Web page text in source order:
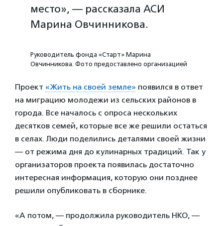
место», — рассказала АСИ
Марина Овчинникова.
Руководитель фонда «Старт» Марина
Овчинникова. Фото предоставлено организацией
Проект «Жить на своей земле» появился в ответ
на миграцию молодежи из сельских районов в
города. Все началось с опроса нескольких
десятков семей, которые все же решили остаться
в селах. Люди поделились деталями своей жизни
— от режима дня до кулинарных традиций. Так у
организаторов проекта появилась достаточно
интересная информация, которую они позднее
решили опубликовать в сборнике.
«А потом, — продолжила руководитель НКО, —